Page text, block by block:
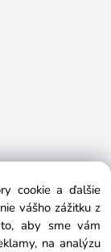
cookie a ďalšie
vášho zážitku z
aby sme vám
na analýzu